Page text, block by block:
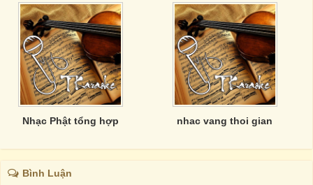
Nhạc Phật tổng hợp nhac vang thoi gian
Bình Luận